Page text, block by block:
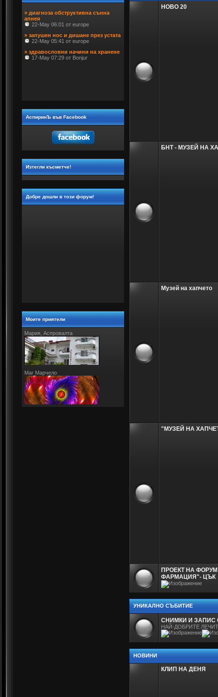
» диагноза обструктивна сънна
22-May 06:01 от europe
» запушен нос и дишане през устата
» здравословни начини на хранене
АспиринЪ във Facebook
Изтегли късметче!
Добре дошли в този форум!
Моите приятели
Мария, Аспровалта
Маг Марчело
НОВО 20
БНТ - МУЗЕЙ НА
Музей на хапчето
"МУЗЕЙ НА
ПРОЕКТ НА
ФАРМАЦИЯ"- ЦЪК
УНИКАЛНО СЪБИТИЕ
СНИМКИ И ЗАПИС
НАЙ-ДОБРИТЕ
НОВИНИ
КЛИП НА ДЕНЯ